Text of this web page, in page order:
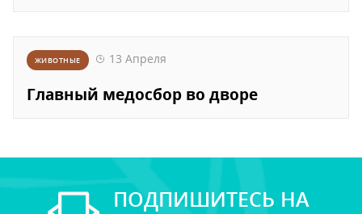
ЖИВОТНЫЕ 13 Апреля
Главный медосбор во дворе
ПОДПИШИТЕСЬ НА